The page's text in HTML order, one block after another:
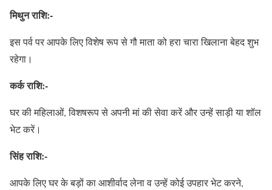
मिथुन राशि:-
इस पर्व पर आपके लिए विशेष रूप से गौ माता को हरा चारा खिलाना बेहद शुभ
रहेगा।
कर्क राशि:-
घर की महिलाओं, विशषरूप से अपनी मां की सेवा करें और उन्हें साड़ी या शॉल
भेट करें।
सिंह राशि:-
आपके लिए घर के बड़ों का आशीर्वाद लेना व उन्हें कोई उपहार भेट करने,